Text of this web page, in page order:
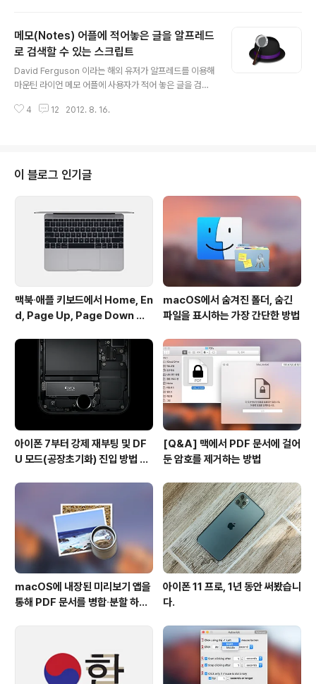
에서 Absinthe 최신 버전을 받습니다. (이글을 쓰는 현재
2012년 5월에 나온 2.0.4 버전이 최신 버전입니다.)➥ ht
tp://greenpois0n.com/downloads/ 1. Absinthe의
아이콘에 커서를 놓고 우클릭 한 후 '패키지 내용 보기'를
Absin..
메모(Notes) 어플에 적어놓은 글을 알프레드
로 검색할 수 있는 스크립트
David Ferguson 이라는 해외 유저가 알프레드를 이용해
마운틴 라이언 메모 어플에 사용자가 적어 놓은 글을 검색
다. 메모 어플의 데이터가 저장되는 .notesexternalrec
다음 링크에서 내려 받습니다. ➥ 스크립트 다운로드2. 스
크립트를 더블 클릭하면 알프레드의 Extensions 섹션에
스크립트가 자동으로 등록이 됩니다.3. 알프레드 검색창에
서 다음 방식으로 검색하실 수 있습니다.notes 검색어*
검색 기능 호출어인 'notes'는 사용자가 원하는 대로 변경
4 12 2012. 8. 16.
이 블로그 인기글
맥북∙애플 키보드에서 Home, En
d, Page Up, Page Down 키
macOS에서 숨겨진 폴더, 숨긴
파일을 표시하는 가장 간단한 방법
아이폰 7부터 강제 재부팅 및 DF
U 모드(공장초기화) 진입 방법 변
[Q&A] 맥에서 PDF 문서에 걸어
둔 암호를 제거하는 방법
macOS에 내장된 미리보기 앱을
통해 PDF 문서를 병합∙분할 하는
아이폰 11 프로, 1년 동안 써봤습니
다.